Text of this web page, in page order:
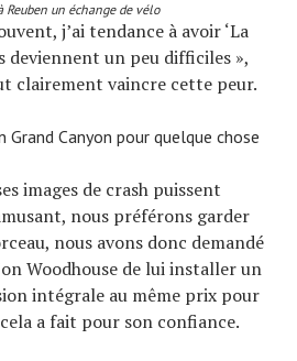
Reuben un échange de vélo
j’ai tendance à avoir ‘La
deviennent un peu difficiles »,
clairement vaincre cette peur.
Canyon pour quelque chose
images de crash puissent
nous préférons garder
nous avons donc demandé
Woodhouse de lui installer un
intégrale au même prix pour
a fait pour son confiance.